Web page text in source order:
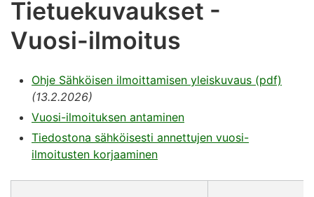
Tietuekuvaukset -
Vuosi-ilmoitus
Ohje Sähköisen ilmoittamisen yleiskuvaus (pdf)
(13.2.2026)
Vuosi-ilmoituksen antaminen
Tiedostona sähköisesti annettujen vuosi-
ilmoitusten korjaaminen